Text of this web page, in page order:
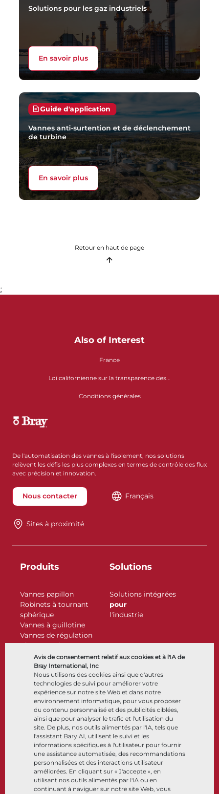
Avis de consentement relatif aux cookies et à l'IA de
Bray International, Inc
Nous utilisons des cookies ainsi que d'autres
technologies de suivi pour améliorer votre
expérience sur notre site Web et dans notre
environnement informatique, pour vous proposer
du contenu personnalisé et des publicités ciblées,
ainsi que pour analyser le trafic et l'utilisation du
site. De plus, nos outils alimentés par l'IA, tels que
l'assistant Bary AI, utilisent le suivi et les
informations spécifiques à l'utilisateur pour fournir
une assistance automatisée, des recommandations
personnalisées et des interactions utilisateur
améliorées. En cliquant sur « J'accepte », en
utilisant nos outils alimentés par l'IA ou en
continuant à naviguer sur notre site Web, vous
Solutions pour les gaz industriels
En savoir plus
Guide d'application
Vannes anti-surtention et de déclenchement
de turbine
En savoir plus
Retour en haut de page
;
Also of Interest
France
Loi californienne sur la transparence des...
Conditions générales
De l'automatisation des vannes à l'isolement, nos solutions
relèvent les défis les plus complexes en termes de contrôle des flux
avec précision et innovation.
Nous contacter Français
Sites à proximité
Produits
Vannes papillon
Robinets à tournant
sphérique
Vannes à guillotine
Vannes de régulation
Clapets antiretour
Actionneurs
Accessoires de contrôle
Cryogénique
Solutions
Solutions intégrées
pour
l'industrie
Entreprise
À propos
Sites
Partenariats
Développement durable
Portail clients
Ressources
Documents
Centre de connaissance
Logiciels
Sélection de matériaux
Suivez-nous LinkedIn